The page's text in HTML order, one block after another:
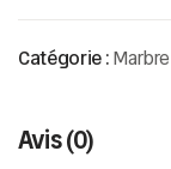
Catégorie :Marbre
Avis (0)